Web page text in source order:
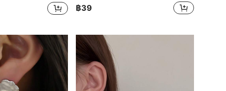
฿39